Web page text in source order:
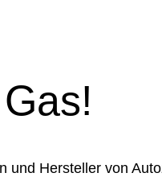
und Hersteller von